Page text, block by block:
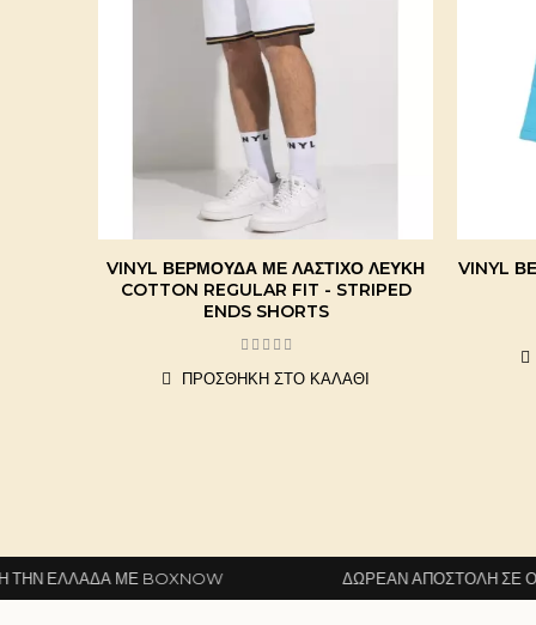
VINYL ΒΕΡΜΟΎΔΑ ΜΕ ΛΆΣΤΙΧΟ ΛΕΥΚΉ
COTTON REGULAR FIT - STRIPED
ENDS SHORTS
ΠΡΟΣΘΉΚΗ ΣΤΟ ΚΑΛΆΘΙ
VINYL
ΜΕ BOXNOW ΔΩΡΕΆΝ ΑΠΟΣΤΟΛΉ ΣΕ ΌΛΗ ΤΗΝ